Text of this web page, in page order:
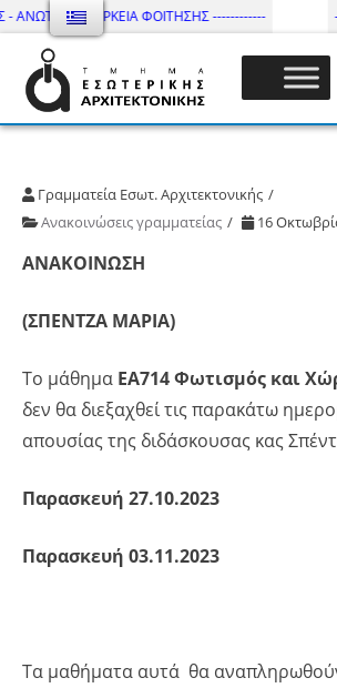
ΔΙΑΡΚΕΙΑ ΦΟΙΤΗΣΗΣ ------------
Τμήμα Εσωτ. Αρχιτεκτονικής –
Γραμματεία Εσωτ. Αρχιτεκτονικής
Ανακοινώσεις γραμματείας
16
ΑΝΑΚΟΙΝΩΣΗ
(ΣΠΕΝΤΖΑ ΜΑΡΙΑ)
Το μάθημα ΕΑ714Φωτισμός και
δεν θα διεξαχθεί τις παρακάτω
απουσίας της διδάσκουσας κας
Παρασκευή 27.10.2023
Παρασκευή 03.11.2023
Τα μαθήματα αυτά θα